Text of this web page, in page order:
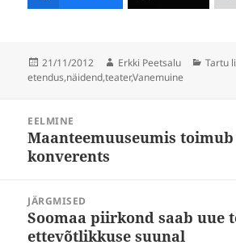
Postitatud
21/11/2012 Autor
Erkki Peetsalu Tartu
etendus,näidend,teater,Vanemuine
EELMINE
Eelmine
postitus:
Maanteemuuseumis
konverents
JÄRGMISED
Järgmine
postitus:
Soomaa piirkond saab uue
ettevõtlikkuse suunal